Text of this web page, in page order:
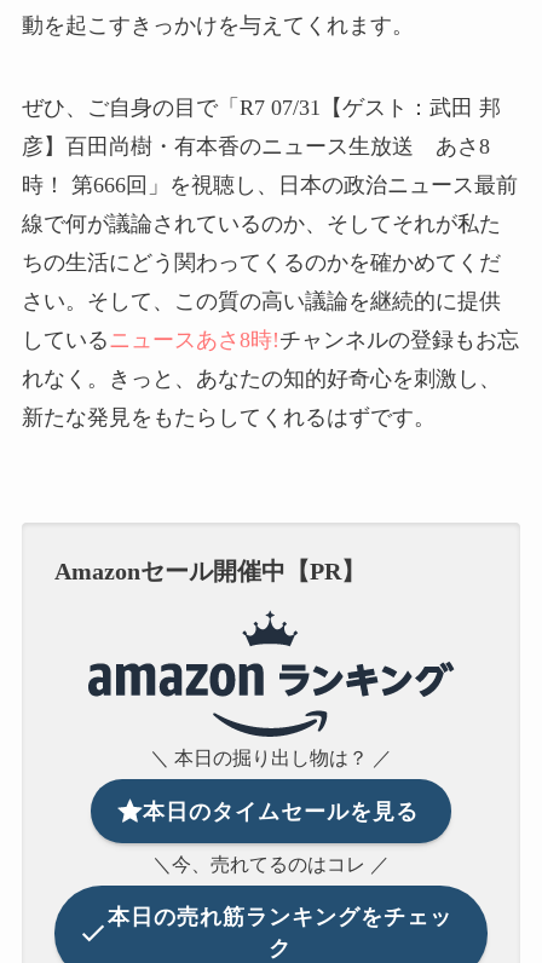
動を起こすきっかけを与えてくれます。
ぜひ、ご自身の目で「R7 07/31【ゲスト：武田 邦
彦】百田尚樹・有本香のニュース生放送 あさ8
時！ 第666回」を視聴し、日本の政治ニュース最前
線で何が議論されているのか、そしてそれが私た
ちの生活にどう関わってくるのかを確かめてくだ
さい。そして、この質の高い議論を継続的に提供
しているニュースあさ8時!チャンネルの登録もお忘
れなく。きっと、あなたの知的好奇心を刺激し、
新たな発見をもたらしてくれるはずです。
Amazonセール開催中【PR】
＼ 本日の掘り出し物は？ ／
本日のタイムセールを見る
＼今、売れてるのはコレ ／
本日の売れ筋ランキングをチェッ
ク